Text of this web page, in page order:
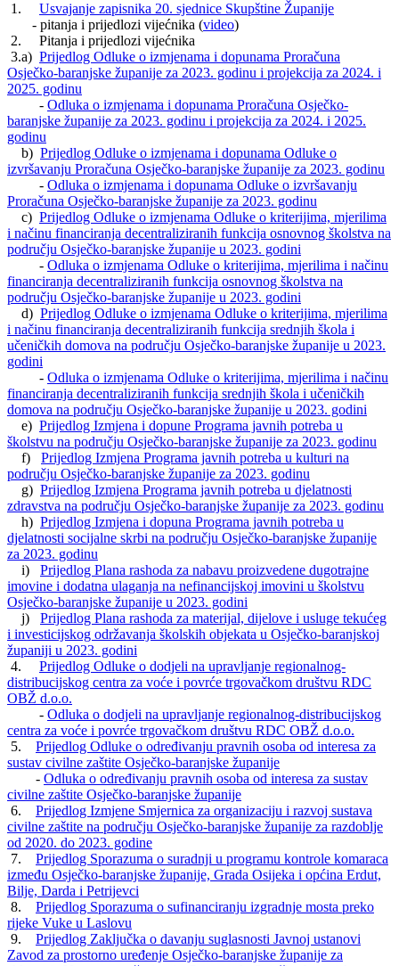
1. Usvajanje zapisnika 20. sjednice Skupštine Županije
- pitanja i prijedlozi vijećnika (video)
2. Pitanja i prijedlozi vijećnika
3.a) Prijedlog Odluke o izmjenama i dopunama Proračuna
Osječko-baranjske županije za 2023. godinu i projekcija za 2024. i
2025. godinu
- Odluka o izmjenama i dopunama Proračuna Osječko-
baranjske županije za 2023. godinu i projekcija za 2024. i 2025.
godinu
b) Prijedlog Odluke o izmjenama i dopunama Odluke o
izvršavanju Proračuna Osječko-baranjske županije za 2023. godinu
- Odluka o izmjenama i dopunama Odluke o izvršavanju
Proračuna Osječko-baranjske županije za 2023. godinu
c) Prijedlog Odluke o izmjenama Odluke o kriterijima, mjerilima
i načinu financiranja decentraliziranih funkcija osnovnog školstva na
području Osječko-baranjske županije u 2023. godini
- Odluka o izmjenama Odluke o kriterijima, mjerilima i načinu
financiranja decentraliziranih funkcija osnovnog školstva na
području Osječko-baranjske županije u 2023. godini
d) Prijedlog Odluke o izmjenama Odluke o kriterijima, mjerilima
i načinu financiranja decentraliziranih funkcija srednjih škola i
učeničkih domova na području Osječko-baranjske županije u 2023.
godini
- Odluka o izmjenama Odluke o kriterijima, mjerilima i načinu
financiranja decentraliziranih funkcija srednjih škola i učeničkih
domova na području Osječko-baranjske županije u 2023. godini
e) Prijedlog Izmjena i dopune Programa javnih potreba u
školstvu na području Osječko-baranjske županije za 2023. godinu
f) Prijedlog Izmjena Programa javnih potreba u kulturi na
području Osječko-baranjske županije za 2023. godinu
g) Prijedlog Izmjena Programa javnih potreba u djelatnosti
zdravstva na području Osječko-baranjske županije za 2023. godinu
h) Prijedlog Izmjena i dopuna Programa javnih potreba u
djelatnosti socijalne skrbi na području Osječko-baranjske županije
za 2023. godinu
i) Prijedlog Plana rashoda za nabavu proizvedene dugotrajne
imovine i dodatna ulaganja na nefinancijskoj imovini u školstvu
Osječko-baranjske županije u 2023. godini
j) Prijedlog Plana rashoda za materijal, dijelove i usluge tekućeg
i investicijskog održavanja školskih objekata u Osječko-baranjskoj
županiji u 2023. godini
4. Prijedlog Odluke o dodjeli na upravljanje regionalnog-
distribucijskog centra za voće i povrće trgovačkom društvu RDC
OBŽ d.o.o.
- Odluka o dodjeli na upravljanje regionalnog-distribucijskog
centra za voće i povrće trgovačkom društvu RDC OBŽ d.o.o.
5. Prijedlog Odluke o određivanju pravnih osoba od interesa za
sustav civilne zaštite Osječko-baranjske županije
- Odluka o određivanju pravnih osoba od interesa za sustav
civilne zaštite Osječko-baranjske županije
6. Prijedlog Izmjene Smjernica za organizaciju i razvoj sustava
civilne zaštite na području Osječko-baranjske županije za razdoblje
od 2020. do 2023. godine
7. Prijedlog Sporazuma o suradnji u programu kontrole komaraca
između Osječko-baranjske županije, Grada Osijeka i općina Erdut,
Bilje, Darda i Petrijevci
8. Prijedlog Sporazuma o sufinanciranju izgradnje mosta preko
rijeke Vuke u Laslovu
9. Prijedlog Zaključka o davanju suglasnosti Javnoj ustanovi
Zavod za prostorno uređenje Osječko-baranjske županije za